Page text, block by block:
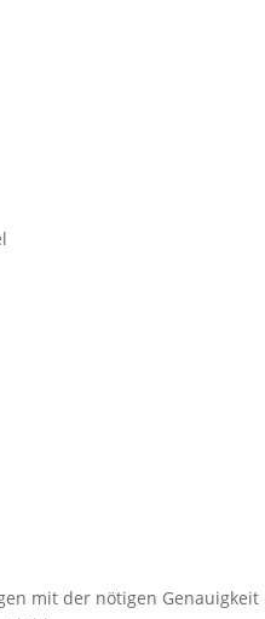
mit der nötigen Genauigkeit